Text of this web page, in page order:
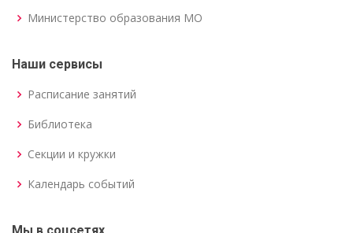
Министерство образования МО
Наши сервисы
Расписание занятий
Библиотека
Секции и кружки
Календарь событий
Мы в соцсетях